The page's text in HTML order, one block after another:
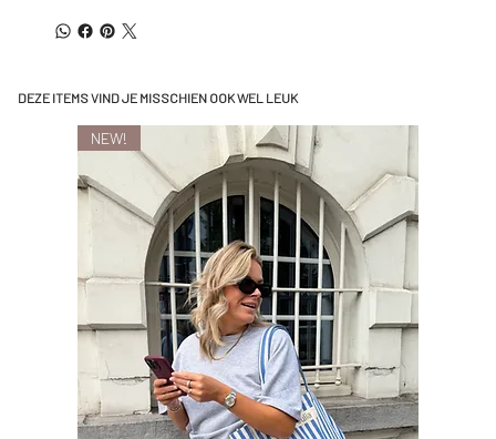
DEZE ITEMS VIND JE MISSCHIEN OOK WEL LEUK
NEW!